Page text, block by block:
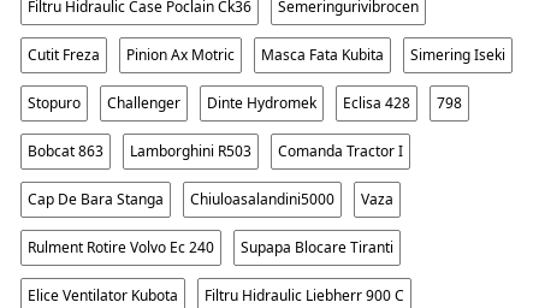
Filtru Hidraulic Case Poclain Ck36 Semeringurivibrocen
Cutit Freza Pinion Ax Motric Masca Fata Kubita Simering Iseki
Stopuro Challenger Dinte Hydromek Eclisa 428 798
Bobcat 863 Lamborghini R503 Comanda Tractor I
Cap De Bara Stanga Chiuloasalandini5000 Vaza
Rulment Rotire Volvo Ec 240 Supapa Blocare Tiranti
Elice Ventilator Kubota Filtru Hidraulic Liebherr 900 C